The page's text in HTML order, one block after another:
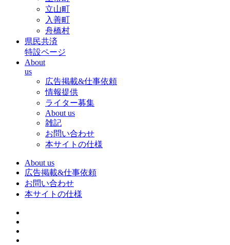
立山町
入善町
舟橋村
県民共済
特設ページ
About
us
広告掲載&仕事依頼
情報提供
ライター募集
About us
雑記
お問い合わせ
本サイトの仕様
About us
広告掲載&仕事依頼
お問い合わせ
本サイトの仕様